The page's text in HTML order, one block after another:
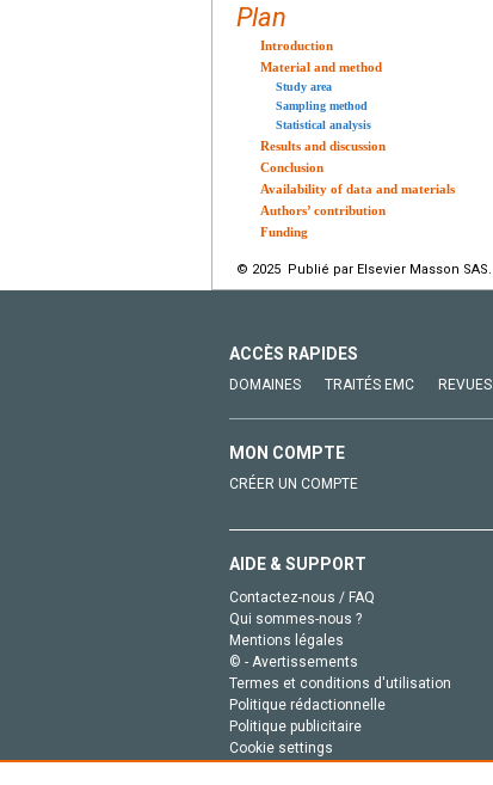
Plan
Introduction
Material and method
Study area
Sampling method
Statistical analysis
Results and discussion
Conclusion
Availability of data and materials
Authors’ contribution
Funding
© 2025 Publié par Elsevier Masson SAS.
ACCÈS RAPIDES
DOMAINES TRAITÉS EMC REVUES
MON COMPTE
CRÉER UN COMPTE
AIDE & SUPPORT
Contactez-nous / FAQ
Qui sommes-nous ?
Mentions légales
© - Avertissements
Termes et conditions d'utilisation
Politique rédactionnelle
Politique publicitaire
Cookie settings